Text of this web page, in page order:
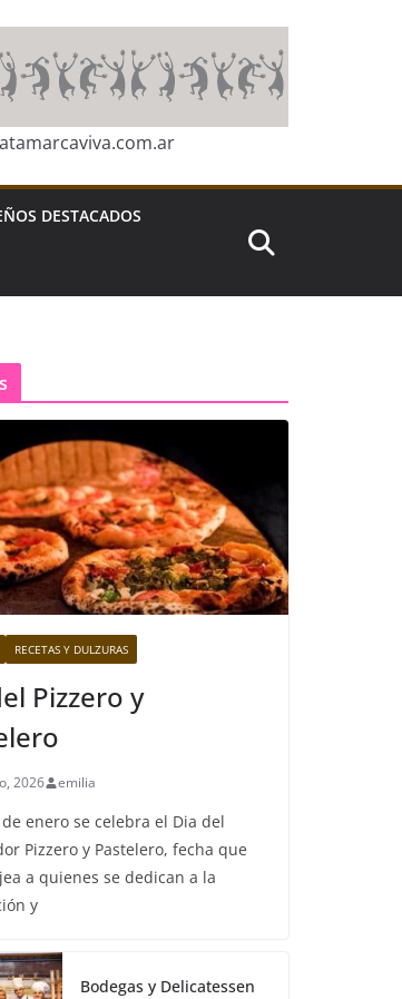
DESTACADOS
RECETAS Y DULZURAS
Pizzero y
2026 emilia
de enero se celebra el Dia del
Pizzero y Pastelero, fecha que
a quienes se dedican a la
y
Bodegas y Delicatessen